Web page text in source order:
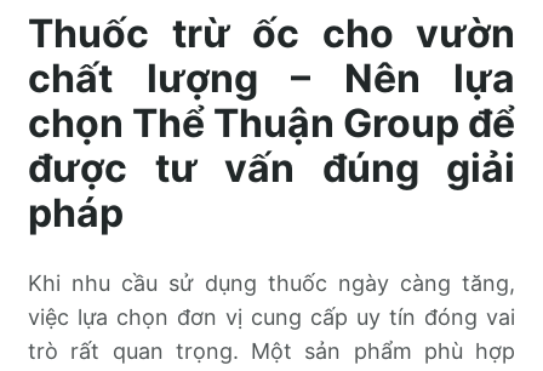
Thuốc trừ ốc cho vườn
chất lượng – Nên lựa
chọn Thể Thuận Group để
được tư vấn đúng giải
pháp
Khi nhu cầu sử dụng thuốc ngày càng tăng,
việc lựa chọn đơn vị cung cấp uy tín đóng vai
trò rất quan trọng. Một sản phẩm phù hợp